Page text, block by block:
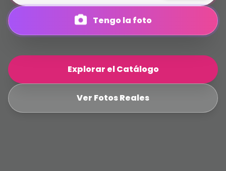
Tengo la foto
Explorar el Catálogo
Ver Fotos Reales